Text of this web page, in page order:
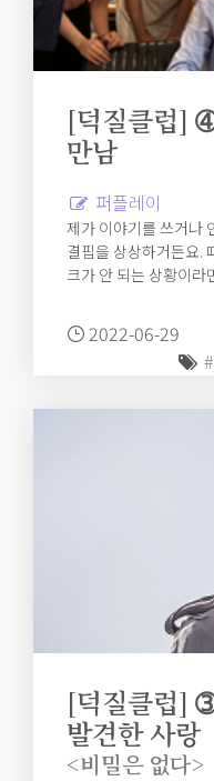
[덕질클럽]
만남
퍼플레이
제가 이야기를 쓰거나
결핍을 상상하거든요.
크가 안 되는 상황이라
격으로 인해 만들어진
이 되기 때문 아닐까 싶
2022-06-29
[덕질클럽]
발견한 사랑
<비밀은 없다>